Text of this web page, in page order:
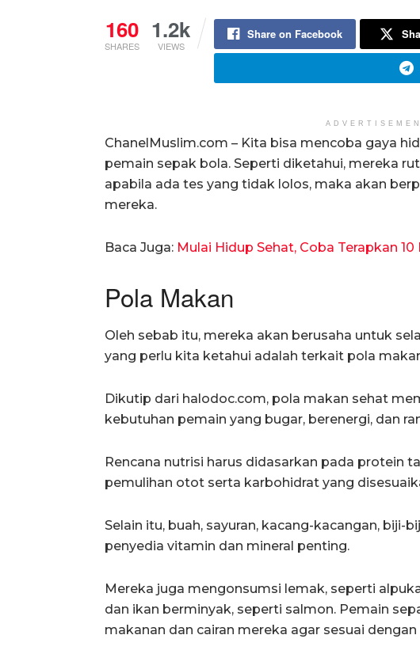
160
SHARES
1.2k
VIEWS
Share on Facebook
ChanelMuslim.com – Kita bisa mencoba gaya
pemain sepak bola. Seperti diketahui, mereka
apabila ada tes yang tidak lolos, maka akan
mereka.
Baca Juga: Mulai Hidup Sehat, Coba Terapkan
Pola Makan
Oleh sebab itu, mereka akan berusaha untuk
yang perlu kita ketahui adalah terkait pola
Dikutip dari halodoc.com, pola makan sehat
kebutuhan pemain yang bugar, berenergi, dan
Rencana nutrisi harus didasarkan pada protein
pemulihan otot serta karbohidrat yang
Selain itu, buah, sayuran, kacang-kacangan, biji-
penyedia vitamin dan mineral penting.
Mereka juga mengonsumsi lemak, seperti
dan ikan berminyak, seperti salmon. Pemain
makanan dan cairan mereka agar sesuai